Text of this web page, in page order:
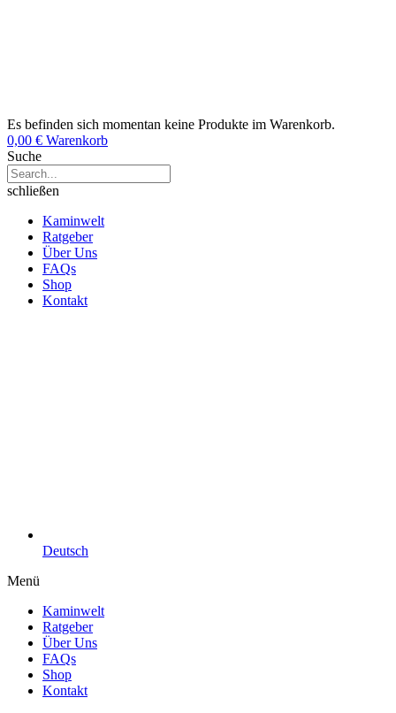
Es befinden sich momentan keine Produkte im Warenkorb.
0,00 € Warenkorb
Suche
schließen
Kaminwelt
Ratgeber
Über Uns
FAQs
Shop
Kontakt
Deutsch
Menü
Kaminwelt
Ratgeber
Über Uns
FAQs
Shop
Kontakt